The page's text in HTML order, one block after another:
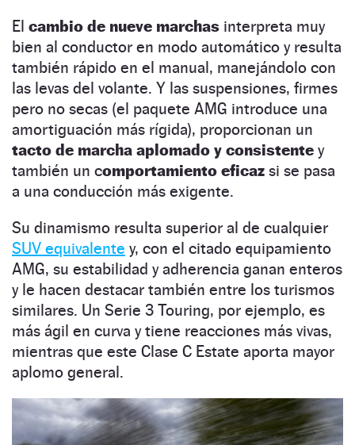
El cambio de nueve marchas interpreta muy
bien al conductor en modo automático y resulta
también rápido en el manual, manejándolo con
las levas del volante. Y las suspensiones, firmes
pero no secas (el paquete AMG introduce una
amortiguación más rígida), proporcionan un
tacto de marcha aplomado y consistente y
también un comportamiento eficaz si se pasa
a una conducción más exigente.
Su dinamismo resulta superior al de cualquier
SUV equivalente y, con el citado equipamiento
AMG, su estabilidad y adherencia ganan enteros
y le hacen destacar también entre los turismos
similares. Un Serie 3 Touring, por ejemplo, es
más ágil en curva y tiene reacciones más vivas,
mientras que este Clase C Estate aporta mayor
aplomo general.